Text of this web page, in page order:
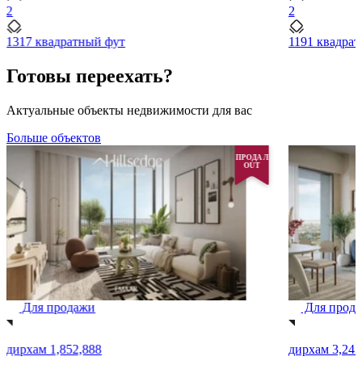
2
1317 квадратный фут
2
1191
Готовы переехать?
Актуальные объекты недвижимости для вас
Больше объектов
ПРОДАЛ
OUT
Для продажи
дирхам 1,852,888
Для
дирхам